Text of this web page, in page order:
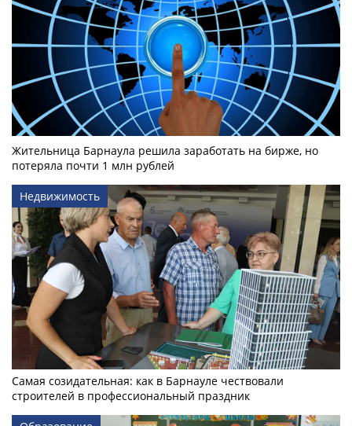
Жительница Барнаула решила заработать на бирже, но
потеряла почти 1 млн рублей
Недвижимость
Самая созидательная: как в Барнауле чествовали
строителей в профессиональный праздник